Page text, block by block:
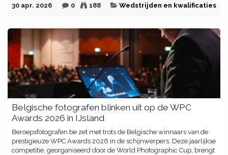
30 apr. 2026 0 188 Wedstrijden en kwalificaties
Belgische fotografen blinken uit op de WPC
Awards 2026 in IJsland
Beroepsfotografen.be zet met trots de Belgische winnaars van de
prestigieuze WPC Awards 2026 in de schijnwerpers. Deze jaarlijkse
competitie, georganiseerd door de World Photographic Cup, brengt